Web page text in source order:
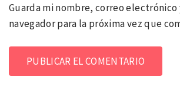
Guarda mi nombre, correo electrónico
navegador para la próxima vez que